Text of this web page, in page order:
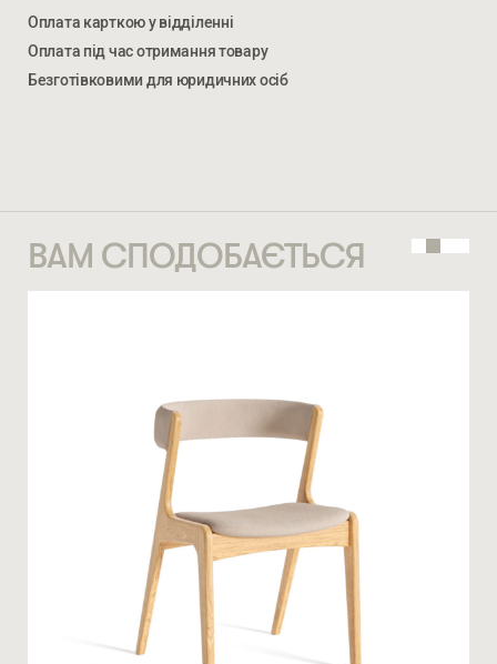
Оплата карткою у відділенні
Оплата під час отримання товару
Безготівковими для юридичних осіб
ВАМ СПОДОБАЄТЬСЯ
ВВЕДІТЬ ВАШЕ ПРІЗВИЩЕ ТА ІМ’Я *
СТАТИ ПАРТНЕРОМ
ВВЕДІТЬ ВАШЕ ПРІЗВИЩЕ ТА ІМ’Я *
КІЛЬКІСТЬ ТА ОСОБЛИВІ ПОБАЖАННЯ